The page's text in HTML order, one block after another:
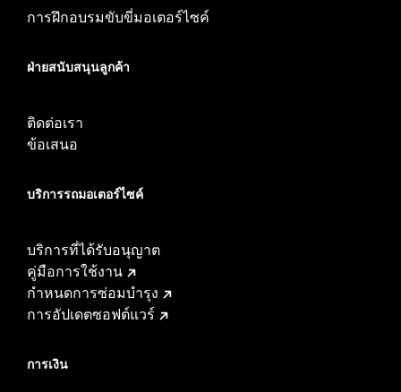
การฝึกอบรมขับขี่มอเตอร์ไซค์
ฝ่ายสนับสนุนลูกค้า
ติดต่อเรา
ข้อเสนอ
บริการรถมอเตอร์ไซค์​
บริการที่ได้รับอนุญาต
คู่มือการใช้งาน
กำหนดการซ่อมบำรุง
การอัปเดตซอฟต์แวร์
การเงิน